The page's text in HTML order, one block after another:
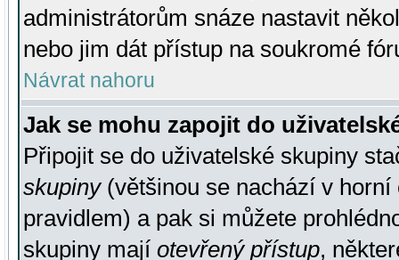
administrátorům snáze nastavit
nebo jim dát přístup na soukromé
Návrat nahoru
Jak se mohu zapojit do
Připojit se do uživatelské skupiny
skupiny(většinou se nachází v horní
pravidlem) a pak si můžete
skupiny mají otevřený přístup,